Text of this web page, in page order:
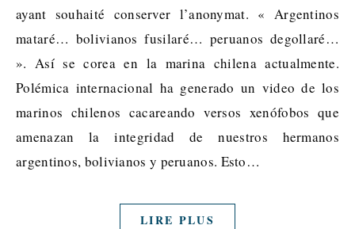
ayant souhaité conserver l’anonymat. « Argentinos
mataré… bolivianos fusilaré… peruanos degollaré…
». Así se corea en la marina chilena actualmente.
Polémica internacional ha generado un video de los
marinos chilenos cacareando versos xenófobos que
amenazan la integridad de nuestros hermanos
argentinos, bolivianos y peruanos. Esto…
LIRE PLUS